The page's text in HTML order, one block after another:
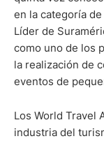
en la categoría
Líder de
como uno de los
la realización de
eventos de
Los World Travel
industria del